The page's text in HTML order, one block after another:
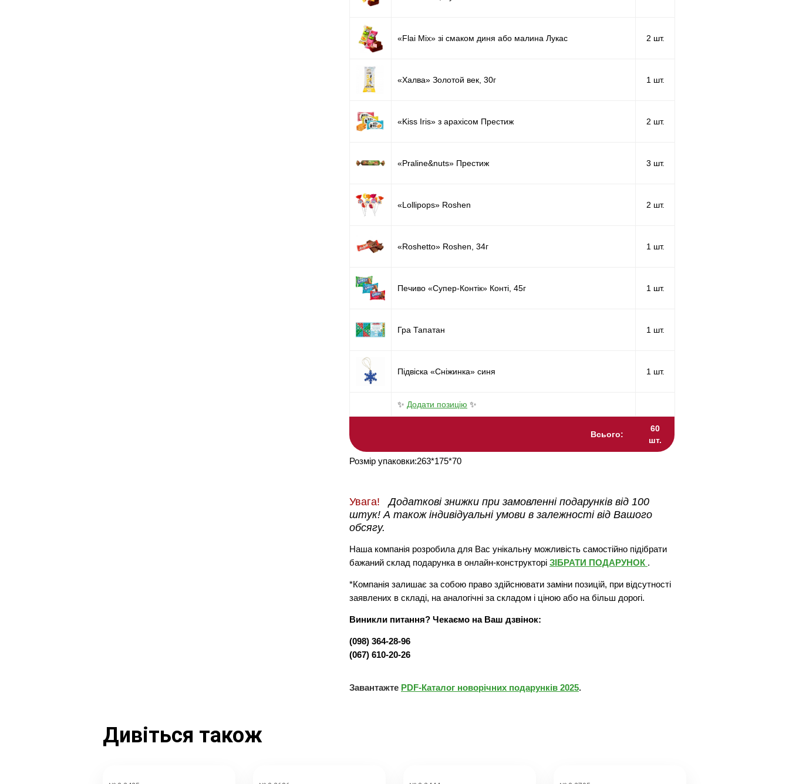
«Flai Mix» зі смаком диня або малина Лукас 2 шт.
«Халва» Золотой век, 30г 1 шт.
«Kiss Iris» з арахісом Престиж 2 шт.
«Praline&nuts» Престиж 3 шт.
«Lollipops» Roshen 2 шт.
«Roshetto» Roshen, 34г 1 шт.
Печиво «Супер-Контік» Конті, 45г 1 шт.
Гра Тапатан 1 шт.
Підвіска «Сніжинка» синя 1 шт.
✨ Додати позицію ✨
Всього:
60
шт.
Розмір упаковки:263*175*70
Увага!
Додаткові знижки при замовленні подарунків від 100
штук! А також індивідуальні умови в залежності від Вашого
обсягу.
Наша компанія розробила для Вас унікальну можливість самостійно підібрати
бажаний склад подарунка в онлайн-конструкторі ЗІБРАТИ ПОДАРУНОК .
*Компанія залишає за собою право здійснювати заміни позицій, при відсутності
заявлених в складі, на аналогічні за складом і ціною або на більш дорогі.
Виникли питання? Чекаємо на Ваш дзвінок:
(098) 364-28-96
(067) 610-20-26
Завантажте PDF-Каталог новорічних подарунків 2025.
Дивіться також